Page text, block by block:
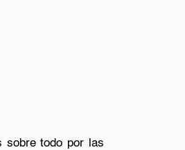
sobre todo por las